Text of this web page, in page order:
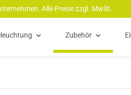
Alle Preise zzgl. MwSt.
Zubehör